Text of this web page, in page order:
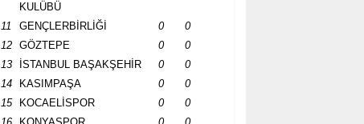
KULÜBÜ
11 GENÇLERBİRLİĞİ 0
0
12
GÖZTEPE 0
0
13
İSTANBUL BAŞAKŞEHİR 0
0
14
KASIMPAŞA 0
0
15
KOCAELİSPOR 0
0